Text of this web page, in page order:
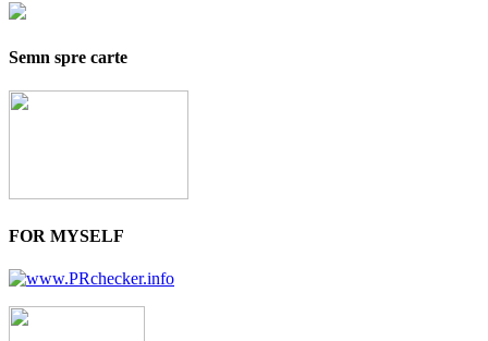
Semn spre carte
FOR MYSELF